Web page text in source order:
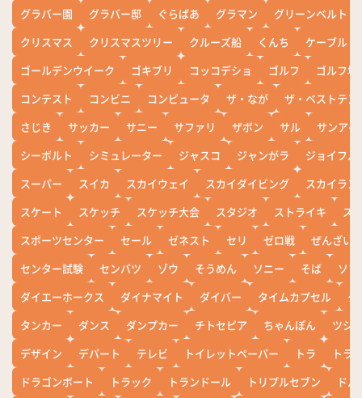
グラバー園
グラバー邸 ぐらばあ グラマン
グリーンベルト
クリスマス
クリスマスツリー クルーズ船 くんち
ケーブル
ゴールデンウイーク
ゴキブリ コッコデショ ゴルフ
ゴルフ場
コンテスト
コンビニ コンピュータ ザ・なが
ザ・ベストテン
さじき
サッカー サニー サファリ ザボン サル
サンアイ
シーボルト
シミュレーター ジャスコ ジャンがラ
ジョイフル
スーパー
スイカ スカイウェイ スカイダイビング
スカイラン
スケート
スケッチ スケッチ大会 スタジオ ストライキ
ス
スポーツセンター
セール ゼネスト セリ ゼロ戦
ぜんざい
センター試験
センバツ ゾウ そうめん ソニー そば
ソ
ダイエーホークス
ダイナマイト ダイバー タイムカプセル
タ
タンカー
ダンス ダンプカー チトセピア ちゃんぽん
ツシ
デザイン
デパート テレビ トイレットペーパー トラ
トラ
ドラゴンボート
トラック トランドール トリプルセブン
ド